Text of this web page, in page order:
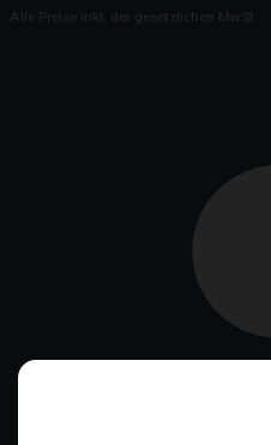
Alle Preise inkl. der gesetzlichen MwSt.